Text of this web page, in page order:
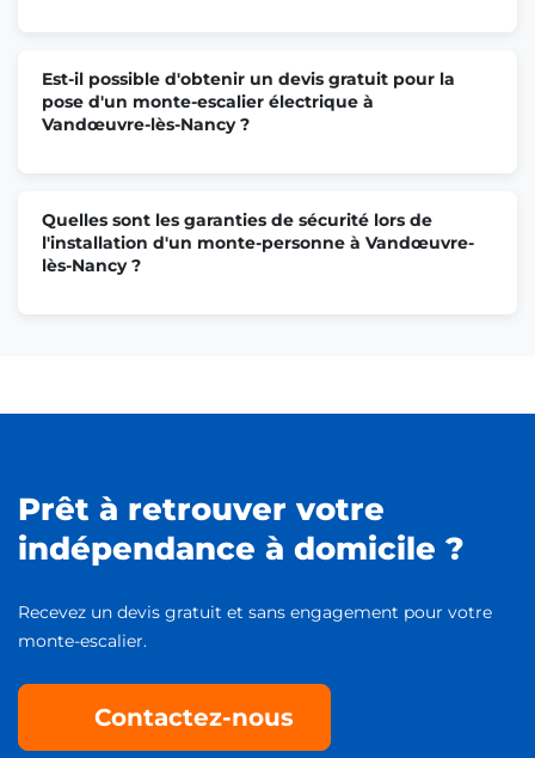
Est-il possible d'obtenir un devis gratuit pour la
pose d'un monte-escalier électrique à
Vandœuvre-lès-Nancy ?
Quelles sont les garanties de sécurité lors de
l'installation d'un monte-personne à Vandœuvre-
lès-Nancy ?
Prêt à retrouver votre
indépendance à domicile ?
Recevez un devis gratuit et sans engagement pour votre
monte-escalier.
Contactez-nous